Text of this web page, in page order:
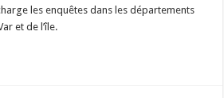
les enquêtes dans les départements
et de l’île.